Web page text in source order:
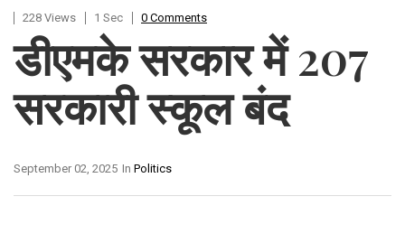
228 Views
1 Sec 0 Comments
डीएमके सरकार में 207
सरकारी स्कूल बंद
In Politics
September 02, 2025